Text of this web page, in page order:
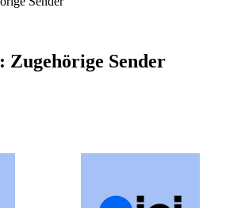
Zugehörige Sender